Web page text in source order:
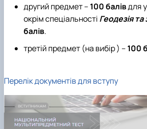
другий предмет – 100 балівдля
окрім спеціальності Геодезія
балів.
третій предмет (на вибір ) – 100
Перелік документів для вступу